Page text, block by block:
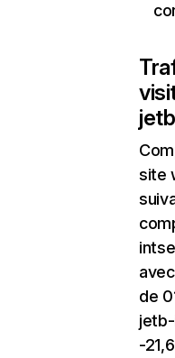
site
de
-